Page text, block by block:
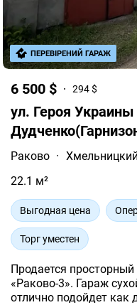
6 500 $ 294 $
ул. Героя
Раково · Хмельницкий
22.1 м²
Выгодная цена
Торг уместен
Продается
«Раково-3». Гараж сухой, высокий и ухоженный,
отлично подойдет как
ПЕРЕВІРЕНИЙ ГАРАЖ